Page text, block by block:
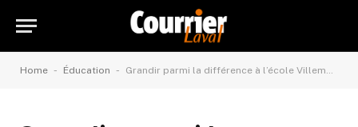
Home - Éducation - Grandir parmi la différence à l’école Villemaire